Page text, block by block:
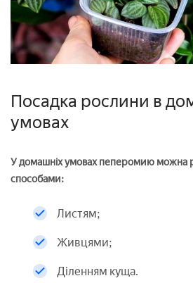
Посадка рослини в
умовах
У домашніх умовах пеперомию можна
способами:
Листям;
Живцями;
Діленням куща.